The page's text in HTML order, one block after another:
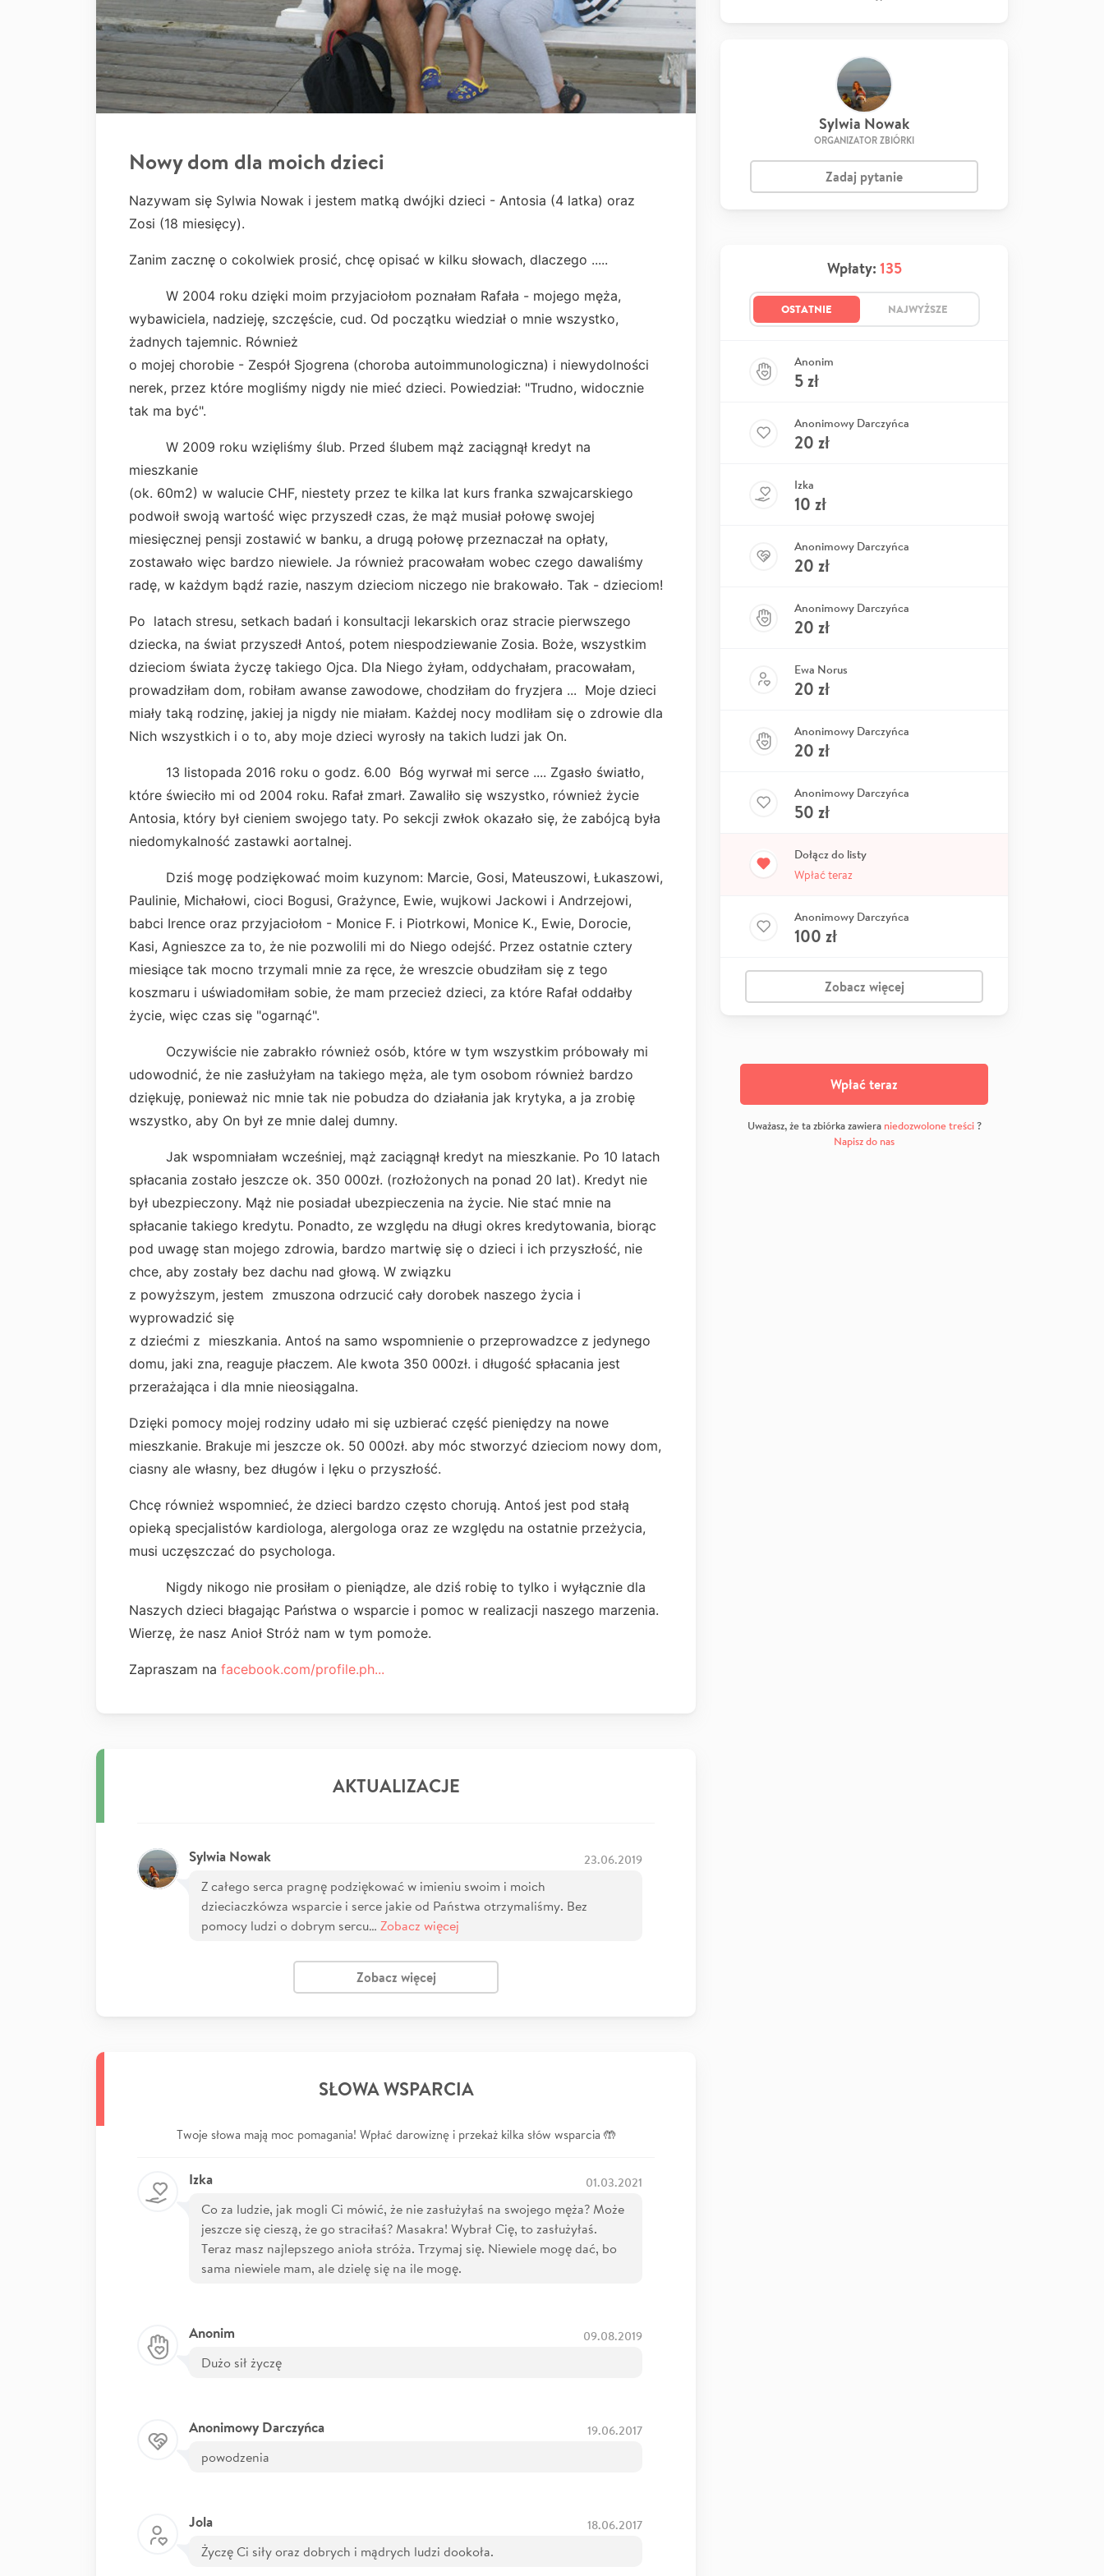
Nowy dom dla moich dzieci
Nazywam się Sylwia Nowak i jestem matką dwójki dzieci - Antosia (4 latka) oraz
Zosi (18 miesięcy).
Zanim zacznę o cokolwiek prosić, chcę opisać w kilku słowach, dlaczego .....
W 2004 roku dzięki moim przyjaciołom poznałam Rafała - mojego męża,
wybawiciela, nadzieję, szczęście, cud. Od początku wiedział o mnie wszystko,
żadnych tajemnic. Również
o mojej chorobie - Zespół Sjogrena (choroba autoimmunologiczna) i niewydolności
nerek, przez które mogliśmy nigdy nie mieć dzieci. Powiedział: "Trudno, widocznie
tak ma być".
W 2009 roku wzięliśmy ślub. Przed ślubem mąż zaciągnął kredyt na
mieszkanie
(ok. 60m2) w walucie CHF, niestety przez te kilka lat kurs franka szwajcarskiego
podwoił swoją wartość więc przyszedł czas, że mąż musiał połowę swojej
miesięcznej pensji zostawić w banku, a drugą połowę przeznaczał na opłaty,
zostawało więc bardzo niewiele. Ja również pracowałam wobec czego dawaliśmy
radę, w każdym bądź razie, naszym dzieciom niczego nie brakowało. Tak - dzieciom!
Po latach stresu, setkach badań i konsultacji lekarskich oraz stracie pierwszego
dziecka, na świat przyszedł Antoś, potem niespodziewanie Zosia. Boże, wszystkim
dzieciom świata życzę takiego Ojca. Dla Niego żyłam, oddychałam, pracowałam,
prowadziłam dom, robiłam awanse zawodowe, chodziłam do fryzjera ... Moje dzieci
miały taką rodzinę, jakiej ja nigdy nie miałam. Każdej nocy modliłam się o zdrowie dla
Nich wszystkich i o to, aby moje dzieci wyrosły na takich ludzi jak On.
13 listopada 2016 roku o godz. 6.00 Bóg wyrwał mi serce .... Zgasło światło,
które świeciło mi od 2004 roku. Rafał zmarł. Zawaliło się wszystko, również życie
Antosia, który był cieniem swojego taty. Po sekcji zwłok okazało się, że zabójcą była
niedomykalność zastawki aortalnej.
Dziś mogę podziękować moim kuzynom: Marcie, Gosi, Mateuszowi, Łukaszowi,
Paulinie, Michałowi, cioci Bogusi, Grażynce, Ewie, wujkowi Jackowi i Andrzejowi,
babci Irence oraz przyjaciołom - Monice F. i Piotrkowi, Monice K., Ewie, Dorocie,
Kasi, Agnieszce za to, że nie pozwolili mi do Niego odejść. Przez ostatnie cztery
miesiące tak mocno trzymali mnie za ręce, że wreszcie obudziłam się z tego
koszmaru i uświadomiłam sobie, że mam przecież dzieci, za które Rafał oddałby
życie, więc czas się "ogarnąć".
Oczywiście nie zabrakło również osób, które w tym wszystkim próbowały mi
udowodnić, że nie zasłużyłam na takiego męża, ale tym osobom również bardzo
dziękuję, ponieważ nic mnie tak nie pobudza do działania jak krytyka, a ja zrobię
wszystko, aby On był ze mnie dalej dumny.
Jak wspomniałam wcześniej, mąż zaciągnął kredyt na mieszkanie. Po 10 latach
spłacania zostało jeszcze ok. 350 000zł. (rozłożonych na ponad 20 lat). Kredyt nie
był ubezpieczony. Mąż nie posiadał ubezpieczenia na życie. Nie stać mnie na
spłacanie takiego kredytu. Ponadto, ze względu na długi okres kredytowania, biorąc
pod uwagę stan mojego zdrowia, bardzo martwię się o dzieci i ich przyszłość, nie
chce, aby zostały bez dachu nad głową. W związku
z powyższym, jestem zmuszona odrzucić cały dorobek naszego życia i
wyprowadzić się
z dziećmi z mieszkania. Antoś na samo wspomnienie o przeprowadzce z jedynego
domu, jaki zna, reaguje płaczem. Ale kwota 350 000zł. i długość spłacania jest
przerażająca i dla mnie nieosiągalna.
Dzięki pomocy mojej rodziny udało mi się uzbierać część pieniędzy na nowe
mieszkanie. Brakuje mi jeszcze ok. 50 000zł. aby móc stworzyć dzieciom nowy dom,
ciasny ale własny, bez długów i lęku o przyszłość.
Chcę również wspomnieć, że dzieci bardzo często chorują. Antoś jest pod stałą
opieką specjalistów kardiologa, alergologa oraz ze względu na ostatnie przeżycia,
musi uczęszczać do psychologa.
Nigdy nikogo nie prosiłam o pieniądze, ale dziś robię to tylko i wyłącznie dla
Naszych dzieci błagając Państwa o wsparcie i pomoc w realizacji naszego marzenia.
Wierzę, że nasz Anioł Stróż nam w tym pomoże.
Zapraszam na facebook.com/profile.ph...
AKTUALIZACJE
Sylwia Nowak 23.06.2019
Z całego serca pragnę podziękować w imieniu swoim i moich
dzieciaczkówza wsparcie i serce jakie od Państwa otrzymaliśmy. Bez
pomocy ludzi o dobrym sercu… Zobacz więcej
Zobacz więcej
SŁOWA WSPARCIA
Twoje słowa mają moc pomagania! Wpłać darowiznę i przekaż kilka słów wsparcia 🤲
Izka 01.03.2021
Co za ludzie, jak mogli Ci mówić, że nie zasłużyłaś na swojego męża? Może
jeszcze się cieszą, że go straciłaś? Masakra! Wybrał Cię, to zasłużyłaś.
Teraz masz najlepszego anioła stróża. Trzymaj się. Niewiele mogę dać, bo
sama niewiele mam, ale dzielę się na ile mogę.
Anonim 09.08.2019
Dużo sił życzę
Anonimowy Darczyńca 19.06.2017
powodzenia
Jola 18.06.2017
Życzę Ci siły oraz dobrych i mądrych ludzi dookoła.
Sylwia Nowak
ORGANIZATOR ZBIÓRKI
Zadaj pytanie
Wpłaty: 135
OSTATNIE NAJWYŻSZE
Anonim
5zł
Anonimowy Darczyńca
20 zł
Izka
10 zł
Anonimowy Darczyńca
20 zł
Anonimowy Darczyńca
20 zł
Ewa Norus
20 zł
Anonimowy Darczyńca
20 zł
Anonimowy Darczyńca
50 zł
Dołącz do listy
Wpłać teraz
Anonimowy Darczyńca
100 zł
Zobacz więcej
Wpłać teraz
Uważasz, że ta zbiórka zawiera niedozwolone treści?
Napisz do nas